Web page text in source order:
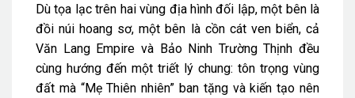
Dù tọa lạc trên hai vùng địa hình đối lập, một bên là
đồi núi hoang sơ, một bên là cồn cát ven biển, cả
Văn Lang Empire và Bảo Ninh Trường Thịnh đều
cùng hướng đến một triết lý chung: tôn trọng vùng
đất mà “Mẹ Thiên nhiên” ban tặng và kiến tạo nên